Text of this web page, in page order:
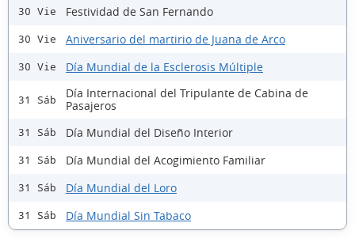
30 Vie Festividad de San Fernando
30 Vie Aniversario del martirio de Juana de Arco
30 Vie Día Mundial de la Esclerosis Múltiple
31 Sáb
Día Internacional del Tripulante de Cabina de
Pasajeros
31 Sáb Día Mundial del Diseño Interior
31 Sáb Día Mundial del Acogimiento Familiar
31 Sáb Día Mundial del Loro
31 Sáb Día Mundial Sin Tabaco